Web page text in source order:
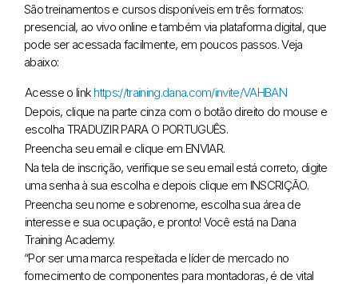
São treinamentos e cursos disponíveis em três formatos:
presencial, ao vivo online e também via plataforma digital, que
pode ser acessada facilmente, em poucos passos. Veja
abaixo:
Acesse o link https://training.dana.com/invite/VAHBAN
Depois, clique na parte cinza com o botão direito do mouse e
escolha TRADUZIR PARA O PORTUGUÊS.
Preencha seu email e clique em ENVIAR.
Na tela de inscrição, verifique se seu email está correto, digite
uma senha à sua escolha e depois clique em INSCRIÇÃO.
Preencha seu nome e sobrenome, escolha sua área de
interesse e sua ocupação, e pronto! Você está na Dana
Training Academy.
“Por ser uma marca respeitada e líder de mercado no
fornecimento de componentes para montadoras, é de vital